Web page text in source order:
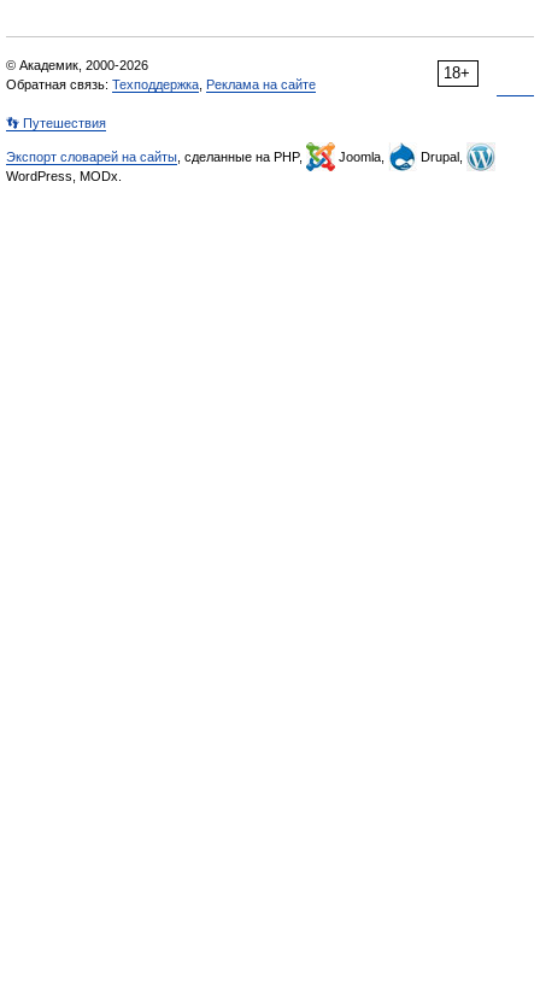
18+
© Академик, 2000-2026
Обратная связь: Техподдержка Реклама на сайте
👣 Путешествия
Экспорт словарей на сайты , сделанные на PHP, Joomla,
Drupal,
WordPress, MODx.